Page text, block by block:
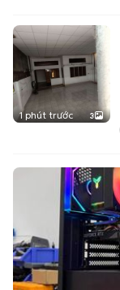
1 phút trước 3